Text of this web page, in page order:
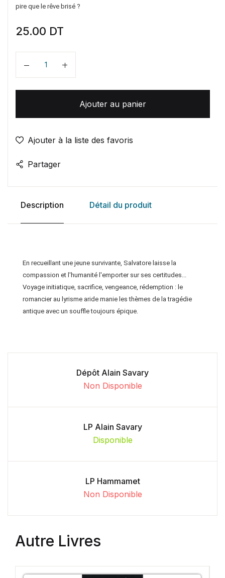
pire que le rêve brisé ?
25.00 DT
Quantité
Ajouter au panier
Ajouter à la liste des favoris
Partager
Description Détail du produit
En recueillant une jeune survivante, Salvatore laisse la
compassion et l'humanité l'emporter sur ses certitudes...
Voyage initiatique, sacrifice, vengeance, rédemption : le
romancier au lyrisme aride manie les thèmes de la tragédie
antique avec un souffle toujours épique.
Dépôt Alain Savary
Non Disponible
LP Alain Savary
Disponible
LP Hammamet
Non Disponible
Autre Livres